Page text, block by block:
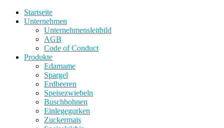
Startseite
Unternehmen
Unternehmensleitbild
AGB
Code of Conduct
Produkte
Edamame
Spargel
Erdbeeren
Speisezwiebeln
Buschbohnen
Einlegegurken
Zuckermais